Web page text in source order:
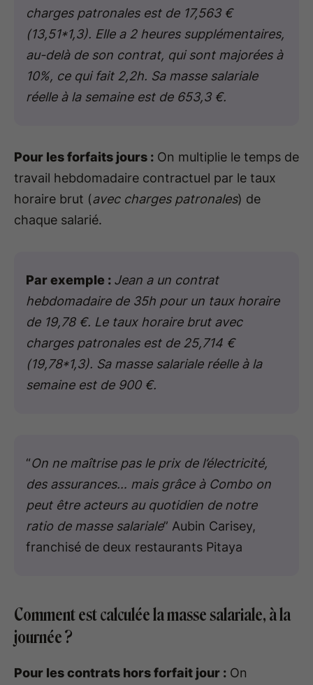
charges patronales est de 17,563 €
(13,51*1,3). Elle a 2 heures supplémentaires,
au-delà de son contrat, qui sont majorées à
10%, ce qui fait 2,2h. Sa masse salariale
réelle à la semaine est de 653,3 €.
Pour les forfaits jours : On multiplie le temps de
travail hebdomadaire contractuel par le taux
horaire brut (avec charges patronales) de
chaque salarié.
Par exemple : Jean a un contrat
hebdomadaire de 35h pour un taux horaire
de 19,78 €. Le taux horaire brut avec
charges patronales est de 25,714 €
(19,78*1,3). Sa masse salariale réelle à la
semaine est de 900 €.
“On ne maîtrise pas le prix de l’électricité,
des assurances… mais grâce à Combo on
peut être acteurs au quotidien de notre
ratio de masse salariale” Aubin Carisey,
franchisé de deux restaurants Pitaya
Comment est calculée la masse salariale, à la
journée ?
Pour les contrats hors forfait jour : On